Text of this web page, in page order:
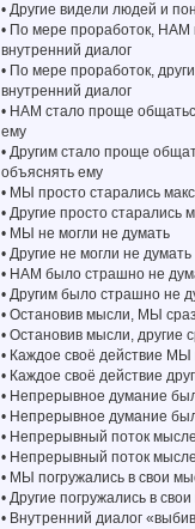
• Другие видели людей и
• По мере проработок, НАМ
внутренний диалог
• По мере проработок,
внутренний диалог
• НАМ стало проще
ему
• Другим стало проще
объяснять ему
• МЫ просто старались
• Другие просто
• МЫ не могли не думать
• Другие не могли не думать
• НАМ было страшно не
• Другим было страшно не
• Остановив мысли, МЫ
• Остановив мысли, другие
• Каждое своё действие
• Каждое своё действие
• Непрерывное думание
• Непрерывное думание
• Непрерывный поток
• Непрерывный поток
• МЫ погружались в свои
• Другие погружались в
• Внутренний диалог